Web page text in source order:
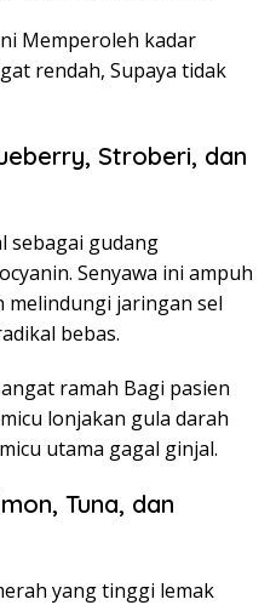
Memperoleh kadar
rendah, Supaya tidak
Stroberi, dan
sebagai gudang
Senyawa ini ampuh
melindungi jaringan sel
bebas.
ramah Bagi pasien
lonjakan gula darah
utama gagal ginjal.
Tuna, dan
yang tinggi lemak